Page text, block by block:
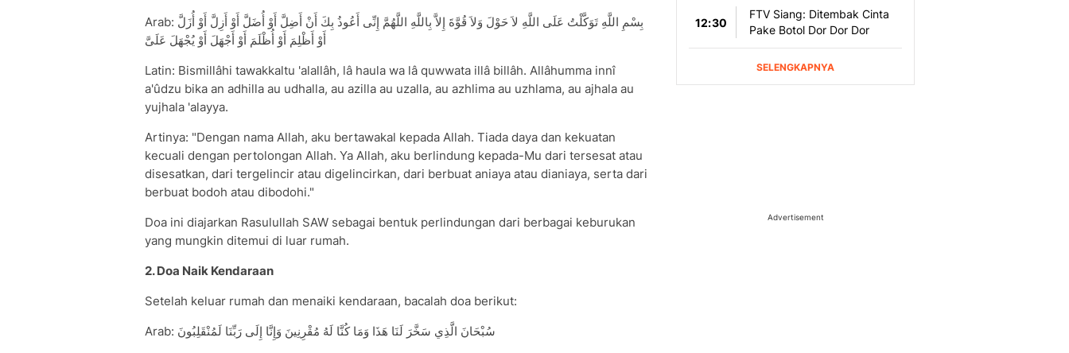
Arab: بِسْمِ اللَّهِ تَوَكَّلْتُ عَلَى اللَّهِ لاَ حَوْلَ وَلاَ قُوَّةَ إِلاَّ بِاللَّهِ اللَّهُمَّ إِنِّى أَعُوذُ بِكَ أَنْ أَضِلَّ أَوْ أُضَلَّ أَوْ أَزِلَّ أَوْ أُزَلَّ
أَوْ أَظْلِمَ أَوْ أُظْلَمَ أَوْ أَجْهَلَ أَوْ يُجْهَلَ عَلَىَّ
Latin: Bismillâhi tawakkaltu 'alallâh, lâ haula wa lâ quwwata illâ billâh. Allâhumma innî
a'ûdzu bika an adhilla au udhalla, au azilla au uzalla, au azhlima au uzhlama, au ajhala au
yujhala 'alayya.
Artinya: "Dengan nama Allah, aku bertawakal kepada Allah. Tiada daya dan kekuatan
kecuali dengan pertolongan Allah. Ya Allah, aku berlindung kepada-Mu dari tersesat atau
disesatkan, dari tergelincir atau digelincirkan, dari berbuat aniaya atau dianiaya, serta dari
berbuat bodoh atau dibodohi."
Doa ini diajarkan Rasulullah SAW sebagai bentuk perlindungan dari berbagai keburukan
yang mungkin ditemui di luar rumah.
2. Doa Naik Kendaraan
Setelah keluar rumah dan menaiki kendaraan, bacalah doa berikut:
Arab: سُبْحَانَ الَّذِي سَخَّرَ لَنَا هَذَا وَمَا كُنَّا لَهُ مُقْرِنِينَ وَإِنَّا إِلَى رَبِّنَا لَمُنْقَلِبُونَ
Advertisement